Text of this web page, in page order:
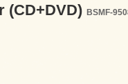
(CD+DVD) BSMF-